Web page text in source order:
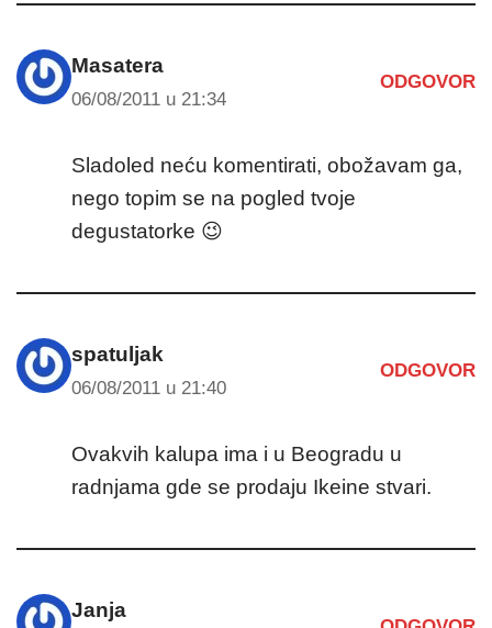
Masatera
06/08/2011 u 21:34
ODGOVOR
Sladoled neću komentirati, obožavam ga,
nego topim se na pogled tvoje
degustatorke 😉
spatuljak
06/08/2011 u 21:40
ODGOVOR
Ovakvih kalupa ima i u Beogradu u
radnjama gde se prodaju Ikeine stvari.
Janja